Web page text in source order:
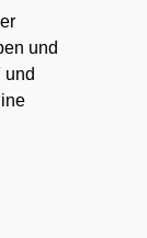
und
und